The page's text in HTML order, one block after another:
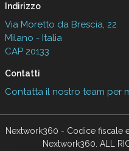
Indirizzo
Via Moretto da Brescia, 22
Milano - Italia
CAP 20133
Contatti
Contatta il nostro team per
Nextwork360 - Codice fiscale
Nextwork360. ALL